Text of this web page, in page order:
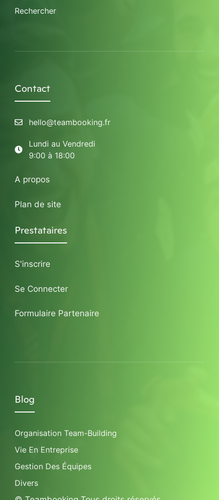
Rechercher
Contact
hello@teambooking.fr
Lundi au Vendredi
9:00 à 18:00
A propos
Plan de site
Prestataires
S'inscrire
Se Connecter
Formulaire Partenaire
Blog
Organisation Team-Building
Vie En Entreprise
Gestion Des Équipes
Divers